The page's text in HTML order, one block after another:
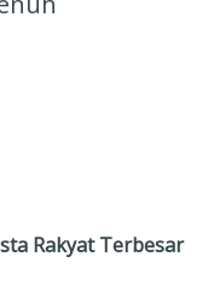
Rakyat Terbesar